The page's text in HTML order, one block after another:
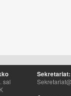
sal
Sekretariat: